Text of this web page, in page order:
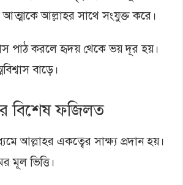
আল্লাহর সাথে সংযুক্ত করে।
পাঠ করলে হৃদয় থেকে ভয় দূর হয়।
বাড়ে।
বিশেষ ফজিলত
আল্লাহর একত্বের সাক্ষ্য প্রদান হয়।
মূল ভিত্তি।